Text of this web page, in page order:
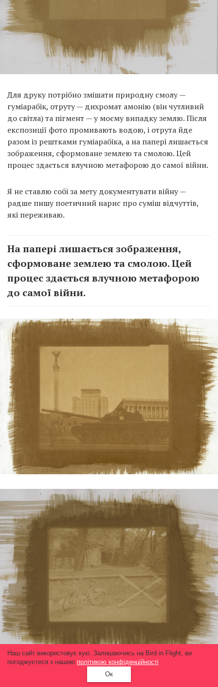
Для друку потрібно змішати природну смолу —
гуміарабік, отруту — дихромат амонію (він чутливий
до світла) та пігмент — у моєму випадку землю. Після
експозиції фото промивають водою, і отрута йде
разом із рештками гуміарабіка, а на папері лишається
зображення, сформоване землею та смолою. Цей
процес здається влучною метафорою до самої війни.
Я не ставлю собі за мету документувати війну —
радше пишу поетичний нарис про суміш відчуттів,
які переживаю.
На папері лишається зображення,
сформоване землею та смолою. Цей
процес здається влучною метафорою
до самої війни.
Наш сайт використовує кукі. Залишаючись на Bird in Flight, ви
погоджуєтеся з нашою політикою конфіденційності.
Ок